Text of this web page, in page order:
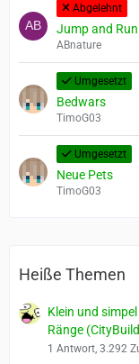
Abgelehnt
Jump and Run
ABnature
Umgesetzt
Bedwars
TimoG03
Umgesetzt
Neue Pets
TimoG03
Heiße Themen
Klein und
Ränge
1 Antwort, 3.292